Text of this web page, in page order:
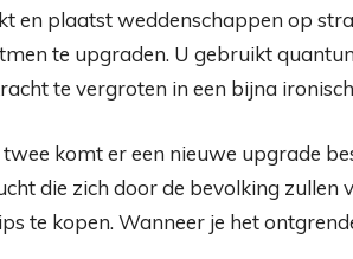
en plaatst weddenschappen op
te upgraden. U gebruikt
te vergroten in een bijna
komt er een nieuwe upgrade
die zich door de bevolking
te kopen. Wanneer je het